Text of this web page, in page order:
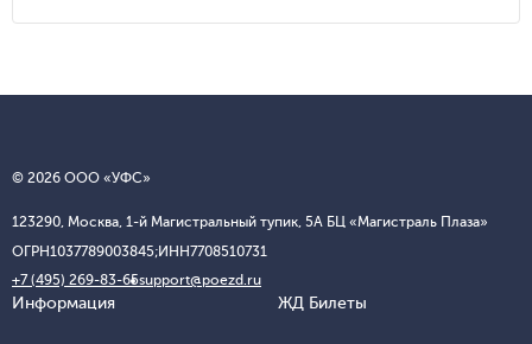
© 2026 ООО «УФС»
123290, Москва, 1-й Магистральный тупик, 5А БЦ «Магистраль Плаза»
ОГРН1037789003845;ИНН7708510731
+7 (495) 269-83-65support@poezd.ru
Информация ЖД Билеты